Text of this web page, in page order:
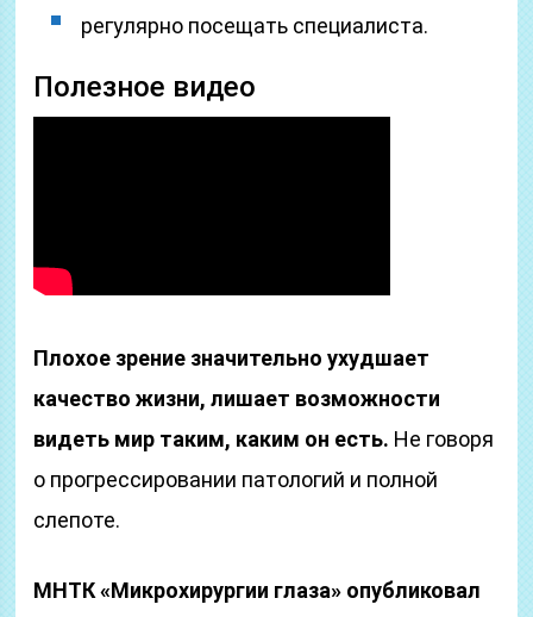
регулярно посещать специалиста.
Полезное видео
Плохое зрение значительно ухудшает
качество жизни, лишает возможности
видеть мир таким, каким он есть. Не говоря
о прогрессировании патологий и полной
слепоте.
МНТК «Микрохирургии глаза» опубликовал